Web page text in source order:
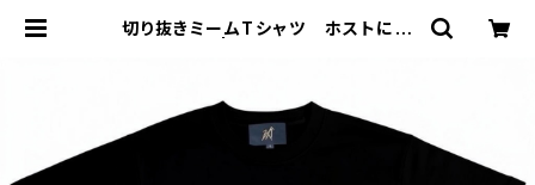
切り抜きミームTシャツ ホストに奢